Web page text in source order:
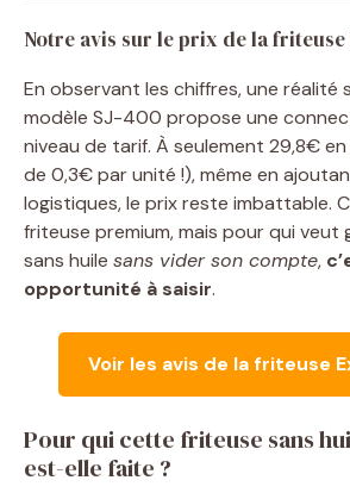
Notre avis sur le prix de la
En observant les chiffres, une réalité
modèle SJ-400 propose une
niveau de tarif. À seulement 29,8€
de 0,3€ par unité !), même en
logistiques, le prix reste imbattable.
friteuse premium, mais pour qui veut
sans huile sans vider son compte,
opportunité à saisir.
Voir les avis de la friteuse
Pour qui cette friteuse sans
est-elle faite ?